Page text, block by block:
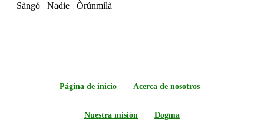
Sàngó
Nadie Òrúnmìlà
Página de inicio Acerca de nosotros
Nuestra misión Dogma